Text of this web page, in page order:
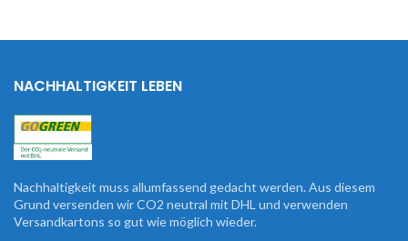
NACHHALTIGKEIT LEBEN
Nachhaltigkeit muss allumfassend gedacht werden. Aus diesem
Grund versenden wir CO2 neutral mit DHL und verwenden
Versandkartons so gut wie möglich wieder.